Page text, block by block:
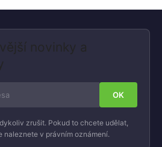
novinky a
zrušit. Pokud to chcete udělat,
naleznete v právním oznámení.